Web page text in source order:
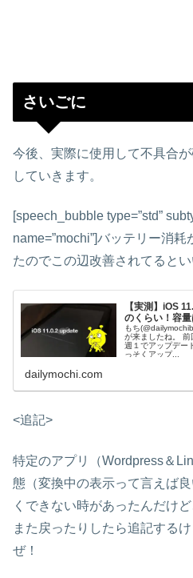
さいごに
今後、実際に使用して不具合
していきます。
[speech_bubble type=”std”
name=”mochi”]バッテリー消
たのでこの辺改善されてると
【実測】iOS
のくらい！容量
もち
が来ましたね。
週１でアップデー
っそくアップ...
dailymochi.com
<追記>
特定のアプリ（Wordpress＆
態（変換中の表示って言えば
くできない時があったんだけ
また戻ったりしたら追記する
ぜ！